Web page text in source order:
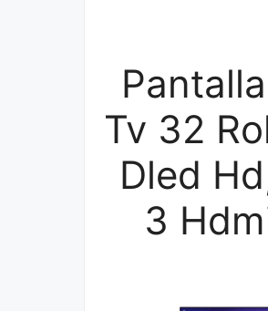
Tv 32
Dled
3